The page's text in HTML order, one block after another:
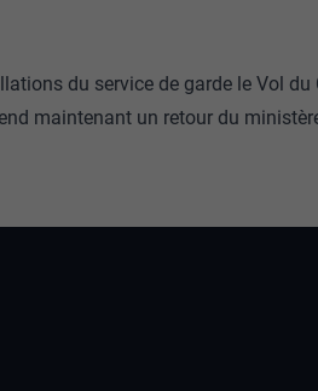
du service de garde le Vol du
maintenant un retour du